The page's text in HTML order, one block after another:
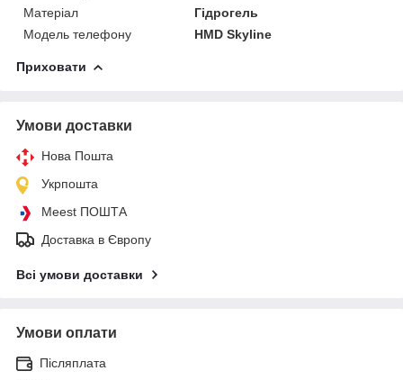
Матеріал
Гідрогель
Модель телефону
HMD Skyline
Приховати
Умови доставки
Нова Пошта
Укрпошта
Meest ПОШТА
Доставка в Європу
Всі умови доставки
Умови оплати
Післяплата